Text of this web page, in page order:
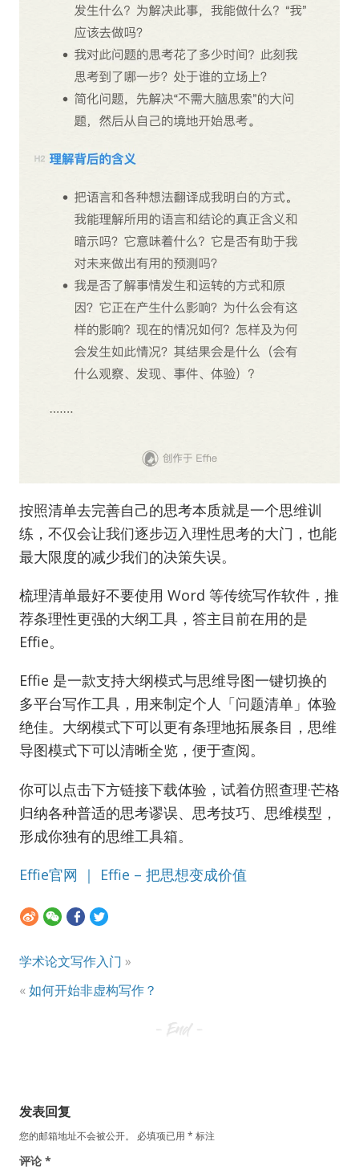
按照清单去完善自己的思考本质就是一个思维训
练，不仅会让我们逐步迈入理性思考的大门，也能
最大限度的减少我们的决策失误。
梳理清单最好不要使用 Word 等传统写作软件，推
荐条理性更强的大纲工具，答主目前在用的是
Effie。
Effie 是一款支持大纲模式与思维导图一键切换的
多平台写作工具，用来制定个人「问题清单」体验
绝佳。大纲模式下可以更有条理地拓展条目，思维
导图模式下可以清晰全览，便于查阅。
你可以点击下方链接下载体验，试着仿照查理·芒格
归纳各种普适的思考谬误、思考技巧、思维模型，
形成你独有的思维工具箱。
Effie官网 ｜ Effie – 把思想变成价值
学术论文写作入门 »
«如何开始非虚构写作？
发表回复
您的邮箱地址不会被公开。 必填项已用 * 标注
评论 *